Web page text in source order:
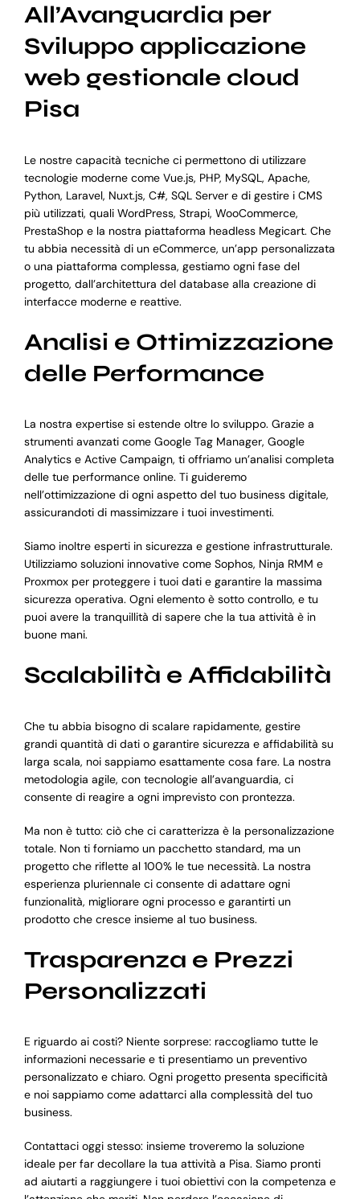
All’Avanguardia per
Sviluppo applicazione
web gestionale cloud
Pisa
Le nostre capacità tecniche ci permettono di utilizzare
tecnologie moderne come Vue.js, PHP, MySQL, Apache,
Python, Laravel, Nuxt.js, C#, SQL Server e di gestire i CMS
più utilizzati, quali WordPress, Strapi, WooCommerce,
PrestaShop e la nostra piattaforma headless Megicart. Che
tu abbia necessità di un eCommerce, un’app personalizzata
o una piattaforma complessa, gestiamo ogni fase del
progetto, dall’architettura del database alla creazione di
interfacce moderne e reattive.
Analisi e Ottimizzazione
delle Performance
La nostra expertise si estende oltre lo sviluppo. Grazie a
strumenti avanzati come Google Tag Manager, Google
Analytics e Active Campaign, ti offriamo un’analisi completa
delle tue performance online. Ti guideremo
nell’ottimizzazione di ogni aspetto del tuo business digitale,
assicurandoti di massimizzare i tuoi investimenti.
Siamo inoltre esperti in sicurezza e gestione infrastrutturale.
Utilizziamo soluzioni innovative come Sophos, Ninja RMM e
Proxmox per proteggere i tuoi dati e garantire la massima
sicurezza operativa. Ogni elemento è sotto controllo, e tu
puoi avere la tranquillità di sapere che la tua attività è in
buone mani.
Scalabilità e Affidabilità
Che tu abbia bisogno di scalare rapidamente, gestire
grandi quantità di dati o garantire sicurezza e affidabilità su
larga scala, noi sappiamo esattamente cosa fare. La nostra
metodologia agile, con tecnologie all’avanguardia, ci
consente di reagire a ogni imprevisto con prontezza.
Ma non è tutto: ciò che ci caratterizza è la personalizzazione
totale. Non ti forniamo un pacchetto standard, ma un
progetto che riflette al 100% le tue necessità. La nostra
esperienza pluriennale ci consente di adattare ogni
funzionalità, migliorare ogni processo e garantirti un
prodotto che cresce insieme al tuo business.
Trasparenza e Prezzi
Personalizzati
E riguardo ai costi? Niente sorprese: raccogliamo tutte le
informazioni necessarie e ti presentiamo un preventivo
personalizzato e chiaro. Ogni progetto presenta specificità
e noi sappiamo come adattarci alla complessità del tuo
business.
Contattaci oggi stesso: insieme troveremo la soluzione
ideale per far decollare la tua attività a Pisa. Siamo pronti
ad aiutarti a raggiungere i tuoi obiettivi con la competenza e